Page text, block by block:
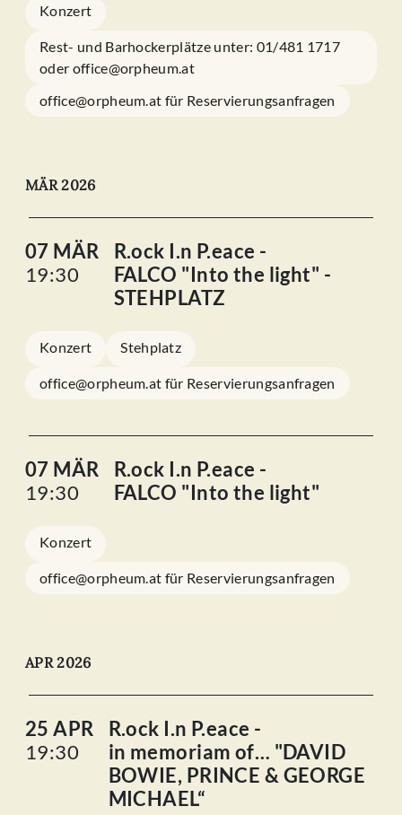
Konzert
Rest- und Barhockerplätze unter: 01/481 1717
oder office@orpheum.at
office@orpheum.at für Reservierungsanfragen
MÄR 2026
07 MÄR
19:30
R.ock I.n P.eace -
FALCO "Into the light" -
STEHPLATZ
Konzert Stehplatz
office@orpheum.at für Reservierungsanfragen
07 MÄR
19:30
R.ock I.n P.eace -
FALCO "Into the light"
Konzert
office@orpheum.at für Reservierungsanfragen
APR 2026
25 APR
19:30
R.ock I.n P.eace -
in memoriam of… "DAVID
BOWIE, PRINCE & GEORGE
MICHAEL“